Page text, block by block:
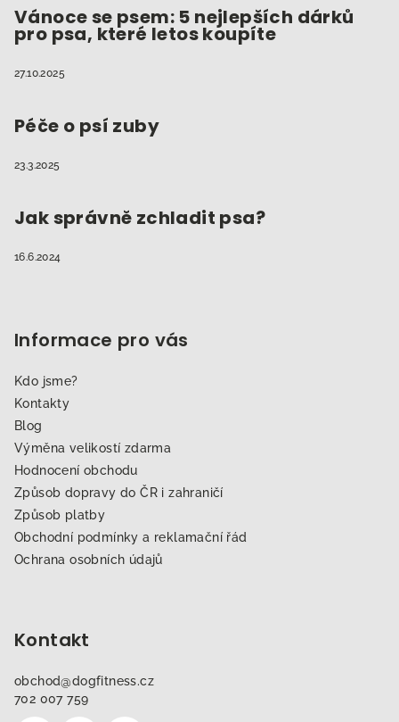
Vánoce se psem: 5 nejlepších dárků
pro psa, které letos koupíte
27.10.2025
Péče o psí zuby
23.3.2025
Jak správně zchladit psa?
16.6.2024
Informace pro vás
Kdo jsme?
Kontakty
Blog
Výměna velikostí zdarma
Hodnocení obchodu
Způsob dopravy do ČR i zahraničí
Způsob platby
Obchodní podmínky a reklamační řád
Ochrana osobních údajů
Kontakt
obchod@dogfitness.cz
702 007 759